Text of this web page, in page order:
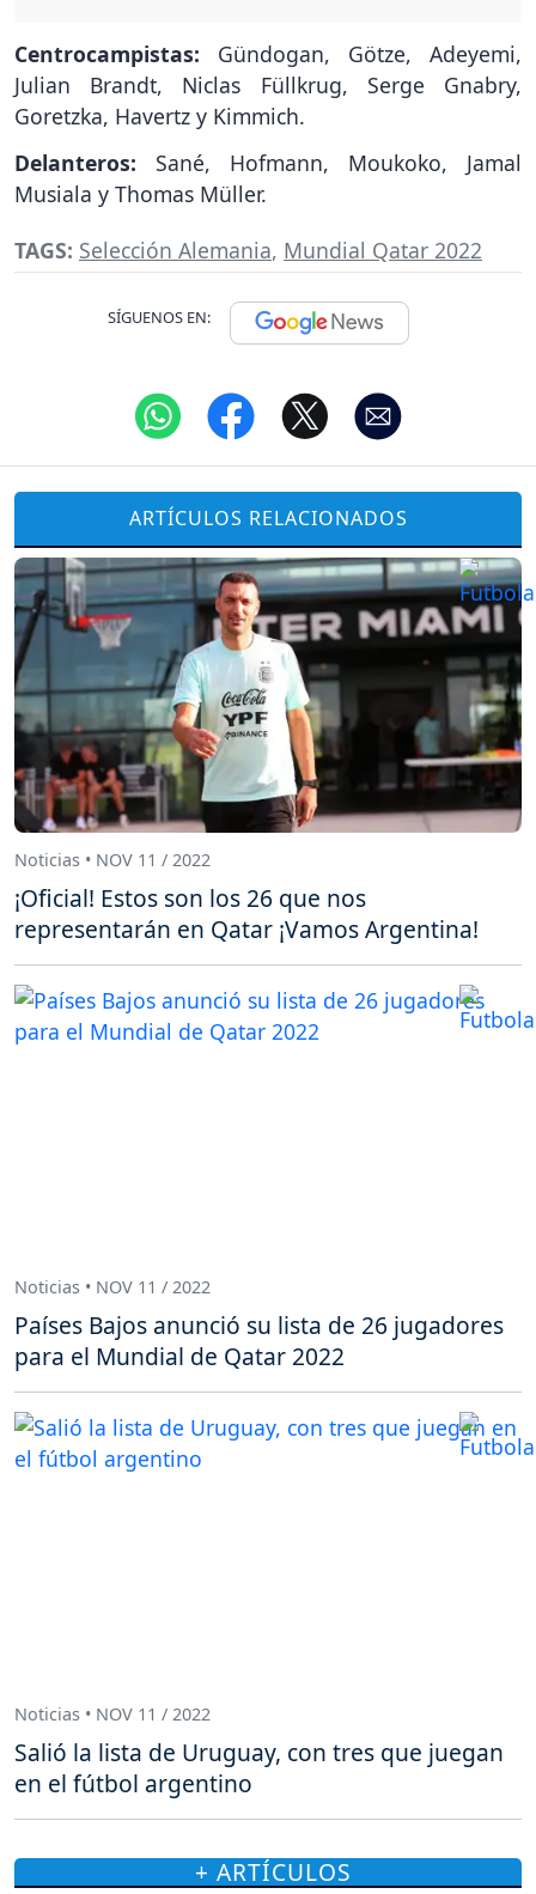
Centrocampistas: Gündogan, Götze, Adeyemi,
Julian Brandt, Niclas Füllkrug, Serge Gnabry,
Goretzka, Havertz y Kimmich.
Delanteros: Sané, Hofmann, Moukoko, Jamal
Musiala y Thomas Müller.
TAGS: Selección Alemania, Mundial Qatar 2022
SÍGUENOS EN:
ARTÍCULOS RELACIONADOS
Noticias • NOV 11 / 2022
¡Oficial! Estos son los 26 que nos
representarán en Qatar ¡Vamos Argentina!
Noticias • NOV 11 / 2022
Países Bajos anunció su lista de 26 jugadores
para el Mundial de Qatar 2022
Noticias • NOV 11 / 2022
Salió la lista de Uruguay, con tres que juegan
en el fútbol argentino
+ ARTÍCULOS